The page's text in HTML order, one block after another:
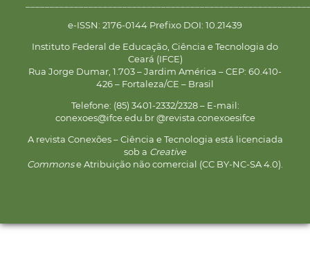
e-ISSN: 2176-0144 Prefixo DOI: 10.21439
Instituto Federal de Educação, Ciência e Tecnologia do
Ceará (IFCE)
Rua Jorge Dumar, 1.703 – Jardim América – CEP: 60.410-
426 – Fortaleza/CE – Brasil
Telefone: (85) 3401-2332/2328 – E-mail:
conexoes@ifce.edu.br @revista.conexoesifce
A revista Conexões – Ciência e Tecnologia está licenciada
sob a Creative
Commonse Atribuição não comercial (CC BY-NC-SA 4.0).